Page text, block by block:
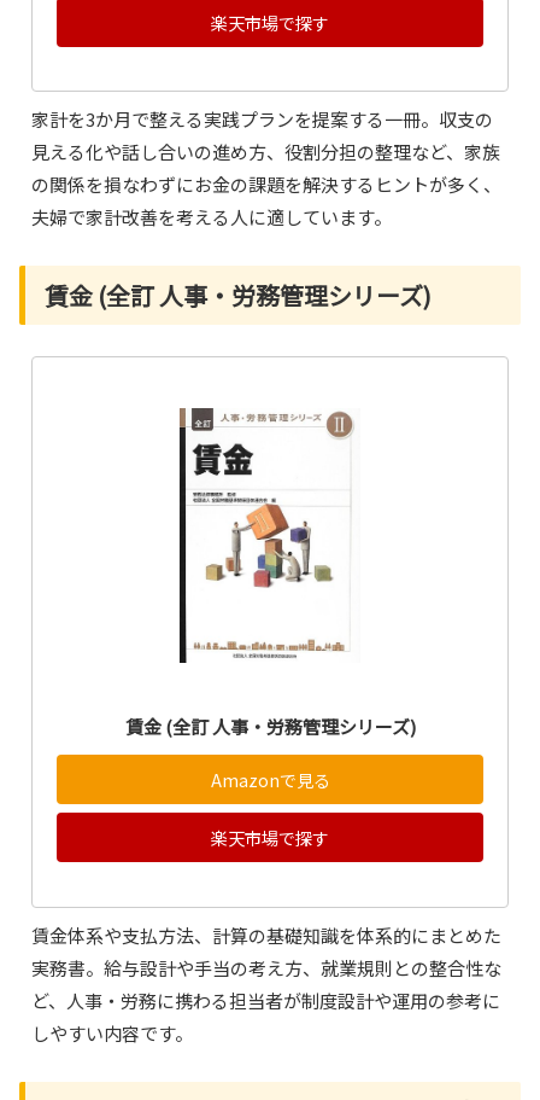
楽天市場で探す
家計を3か月で整える実践プランを提案する一冊。収支の
見える化や話し合いの進め方、役割分担の整理など、家族
の関係を損なわずにお金の課題を解決するヒントが多く、
夫婦で家計改善を考える人に適しています。
賃金 (全訂 人事・労務管理シリーズ)
賃金 (全訂 人事・労務管理シリーズ)
Amazonで見る
楽天市場で探す
賃金体系や支払方法、計算の基礎知識を体系的にまとめた
実務書。給与設計や手当の考え方、就業規則との整合性な
ど、人事・労務に携わる担当者が制度設計や運用の参考に
しやすい内容です。